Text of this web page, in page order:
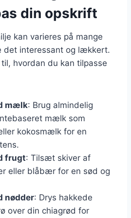
din opskrift
kan varieres på mange
det interessant og lækkert.
hvordan du kan tilpasse
mælk: Brug almindelig
mælk som
kokosmælk for en
frugt: Tilsæt skiver af
eller blåbær for en sød og
nødder: Drys hakkede
over din chiagrød for